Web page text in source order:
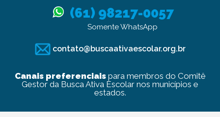
(61) 98217-0057
Somente WhatsApp
contato@buscaativaescolar.org.br
Canais preferenciaispara membros do Comitê
Gestor da Busca Ativa Escolar nos municípios e
estados.